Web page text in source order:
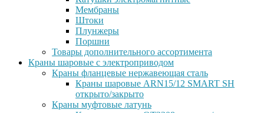
Мембраны
Штоки
Плунжеры
Поршни
Товары дополнительного ассортимента
Краны шаровые с электроприводом
Краны фланцевые нержавеющая сталь
Краны шаровые ARN15/12 SMART SH
открыто/закрыто
Краны муфтовые латунь